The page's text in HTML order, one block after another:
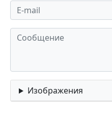
Изображения